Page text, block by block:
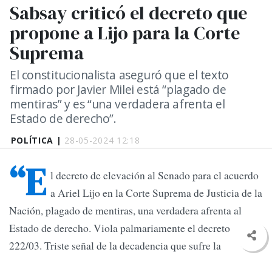
POLÍTICA | 28-05-2024 12:18
Sabsay criticó el decreto que
propone a Lijo para la Corte
Suprema
El constitucionalista aseguró que el texto
firmado por Javier Milei está “plagado de
mentiras” y es “una verdadera afrenta el
Estado de derecho”.
“E l decreto de elevación al Senado para el acuerdo
a Ariel Lijo en la Corte Suprema de Justicia de la
Nación, plagado de mentiras, una verdadera afrenta al
Estado de derecho. Viola palmariamente el decreto
222/03. Triste señal de la decadencia que sufre la